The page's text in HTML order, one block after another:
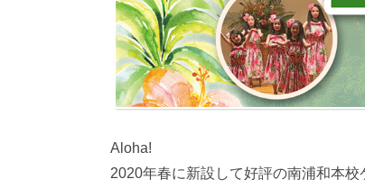
Aloha!
2020年春に新設して好評の南浦和本